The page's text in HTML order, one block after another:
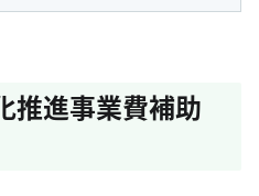
推進事業費補助